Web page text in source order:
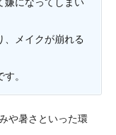
、メイクが崩れる
。
や暑さといった環